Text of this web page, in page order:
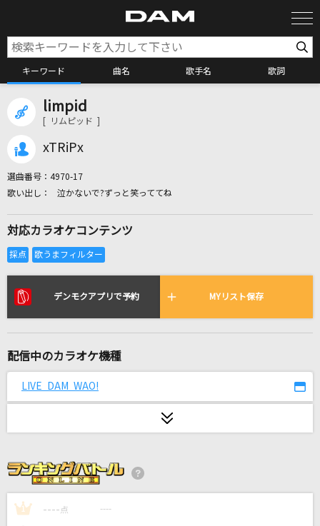
キーワード 曲名 歌手名 歌詞
リアルタイムで歌われている曲の一覧
生まれてはじめて
ネコミミアーカイブ
[生音]セロリ
SMAP
limpid
[ リムピッド ]
xTRiPx
選曲番号： 4970-17
泣かないで?ずっと笑っててね
対応カラオケコンテンツ
デンモクアプリで予約 MYリスト保存
配信中のカラオケ機種
LIVE DAM WAO!
1 ---- 点 ----